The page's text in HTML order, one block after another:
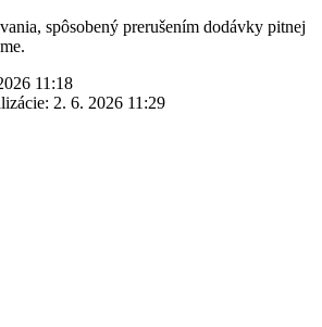
spôsobený prerušením dodávky pitnej
11:18
2. 6. 2026 11:29